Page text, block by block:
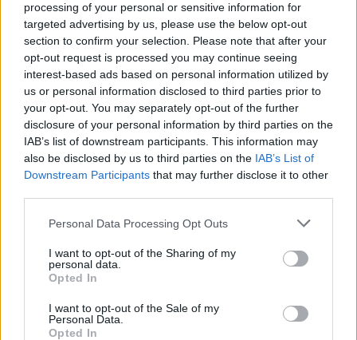
processing of your personal or sensitive information for
targeted advertising by us, please use the below opt-out
section to confirm your selection. Please note that after your
opt-out request is processed you may continue seeing
interest-based ads based on personal information utilized by
us or personal information disclosed to third parties prior to
your opt-out. You may separately opt-out of the further
disclosure of your personal information by third parties on the
IAB’s list of downstream participants. This information may
also be disclosed by us to third parties on the IAB’s List of
Downstream Participants that may further disclose it to other
Please note that this website/app uses one or more Google
not limited to your visit or usage behaviour. You may click to
grant or deny consent to Google and its third-party tags to
use your data for below specified purposes in below Google
consent section.
Personal Data Processing Opt Outs
I want to opt-out of the Sharing of my
personal data.
Opted In
I want to opt-out of the Sale of my
Personal Data.
Opted In
Sorozat Klub
2022. január 2. 7:00
TOP5 Házasodna a gazda: Ezeket a pillanatokat
szerettétek a legjobban 2021-ben
titkokból sem. Összegyűjtöttük nektek az évad
legemlékezetesebb fordulatait.